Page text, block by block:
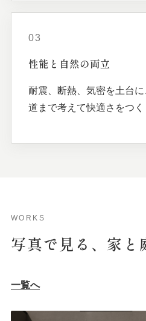
03
性能と 自然の両立
耐震、断熱、気密を土台
道まで考えて快適さをつく
WORKS
写真で 見る、 家と
一覧へ